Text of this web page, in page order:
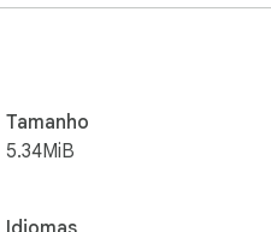
Tamanho
5.34MiB